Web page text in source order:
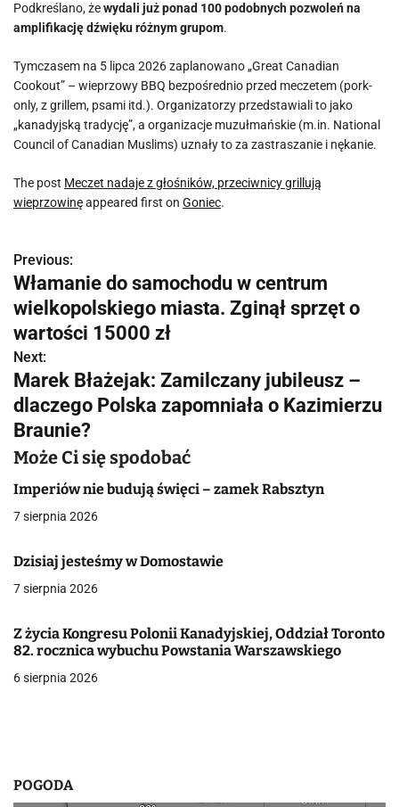
Podkreślano, żewydali już ponad 100 podobnych pozwoleń na
amplifikację dźwięku różnym grupom.
Tymczasem na 5 lipca 2026 zaplanowano „Great Canadian
Cookout” – wieprzowy BBQ bezpośrednio przed meczetem (pork-
only, z grillem, psami itd.). Organizatorzy przedstawiali to jako
„kanadyjską tradycję”, a organizacje muzułmańskie (m.in. National
Council of Canadian Muslims) uznały to za zastraszanie i nękanie.
The post Meczet nadaje z głośników, przeciwnicy grillują
wieprzowinęappeared first on Goniec.
N
a
w
i
g
a
c
j
w
i
s
Previous:
Włamanie do samochodu w centrum
wielkopolskiego miasta. Zginął sprzęt o
wartości 15000 zł
Next:
Marek Błażejak: Zamilczany jubileusz –
dlaczego Polska zapomniała o Kazimierzu
Braunie?
Może Ci się spodobać
Imperiów nie budują święci – zamek Rabsztyn
7 sierpnia 2026
Dzisiaj jesteśmy w Domostawie
7 sierpnia 2026
Z życia Kongresu Polonii Kanadyjskiej, Oddział Toronto
82. rocznica wybuchu Powstania Warszawskiego
6 sierpnia 2026
POGODA